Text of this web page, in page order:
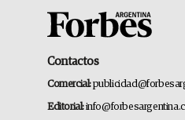
Contactos
Comercial:
Editorial: